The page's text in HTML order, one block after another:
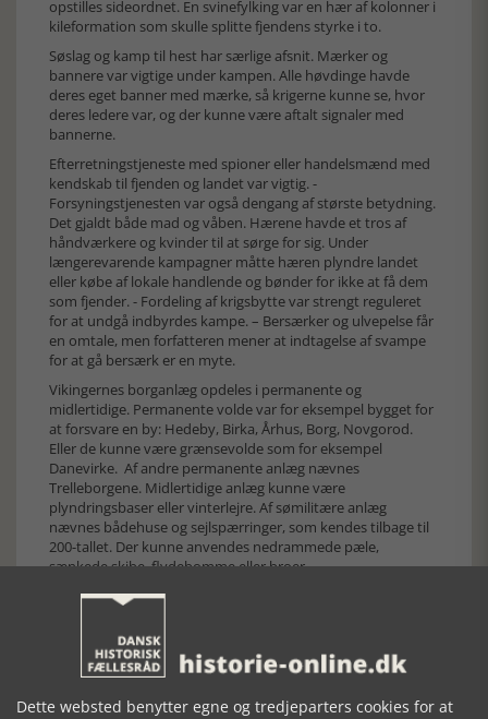
opstilles sideordnet. En svinefylking var en hær af kolonner i
kileformation som skulle splitte fjendens styrke i to.
Søslag og kamp til hest har særlige afsnit. Mærker og
bannere var vigtige under kampen. Alle høvdinge havde
deres eget banner med mærke, så krigerne kunne se, hvor
deres ledere var, og der kunne være aftalt signaler med
bannerne.
Efterretningstjeneste med spioner eller handelsmænd med
kendskab til fjenden og landet var vigtig. -
Forsyningstjenesten var også dengang af største betydning.
Det gjaldt både mad og våben. Hærene havde et tros af
håndværkere og kvinder til at sørge for sig. Under
længerevarende kampagner måtte hæren plyndre landet
eller købe af lokale handlende og bønder for ikke at få dem
som fjender. - Fordeling af krigsbytte var strengt reguleret
for at undgå indbyrdes kampe. – Bersærker og ulvepelse får
en omtale, men forfatteren mener at indtagelse af svampe
for at gå bersærk er en myte.
Vikingernes borganlæg opdeles i permanente og
midlertidige. Permanente volde var for eksempel bygget for
at forsvare en by: Hedeby, Birka, Århus, Borg, Novgorod.
Eller de kunne være grænsevolde som for eksempel
Danevirke. Af andre permanente anlæg nævnes
Trelleborgene. Midlertidige anlæg kunne være
plyndringsbaser eller vinterlejre. Af sømilitære anlæg
nævnes bådehuse og sejlspærringer, som kendes tilbage til
200-tallet. Der kunne anvendes nedrammede pæle,
sænkede skibe, flydebomme eller broer.
Kapitel fire hedder ”Vikingernes skibe”. Et potent
for politisk magt og prestige. Sejlet var forudsætningen for
hurtig sejlads på åbent hav, men forfatteren fremhæver
også kølen som forudsætning for manøvreringen under sejl.
Romerriget blev det først almindeligt i Norden fra 600-tallet.
Dette websted benytter egne og tredjeparters cookies for at